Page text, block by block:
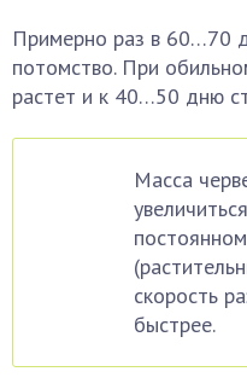
Примерно раз в 60…70
потомство. При
растет и к 40…50 дню
Масса
скорость
быстрее.